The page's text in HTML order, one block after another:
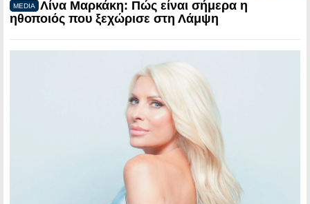
MEDIA
Λίνα Μαρκάκη: Πώς είναι σήμερα η
ηθοποιός που ξεχώρισε στη Λάμψη